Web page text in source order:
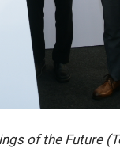
of the Future